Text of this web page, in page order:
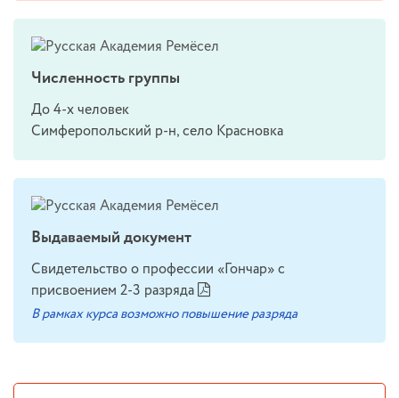
Численность группы
До 4-х человек
Симферопольский р-н, село Красновка
Выдаваемый документ
Свидетельство о профессии «Гончар» с
присвоением 2-3 разряда
В рамках курса возможно повышение разряда